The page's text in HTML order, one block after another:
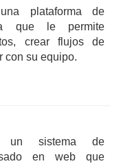
plataforma de
que le permite
crear flujos de
con su equipo.
un sistema de
en web que